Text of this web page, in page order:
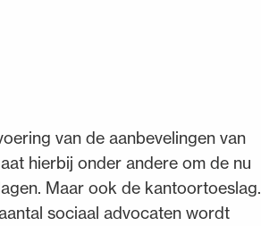
van de aanbevelingen van
hierbij onder andere om de nu
Maar ook de kantoortoeslag.
sociaal advocaten wordt